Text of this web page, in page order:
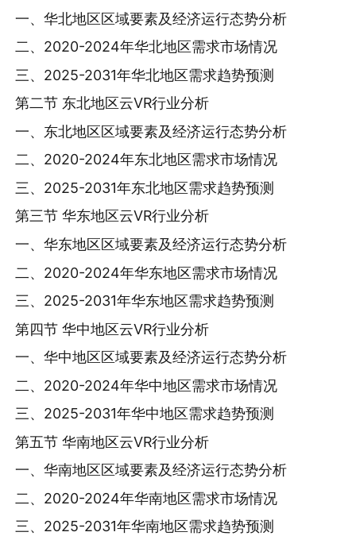
一、华北地区区域要素及经济运行态势分析
二、2020-2024年华北地区需求市场情况
三、2025-2031年华北地区需求趋势预测
第二节 东北地区云VR行业分析
一、东北地区区域要素及经济运行态势分析
二、2020-2024年东北地区需求市场情况
三、2025-2031年东北地区需求趋势预测
第三节 华东地区云VR行业分析
一、华东地区区域要素及经济运行态势分析
二、2020-2024年华东地区需求市场情况
三、2025-2031年华东地区需求趋势预测
第四节 华中地区云VR行业分析
一、华中地区区域要素及经济运行态势分析
二、2020-2024年华中地区需求市场情况
三、2025-2031年华中地区需求趋势预测
第五节 华南地区云VR行业分析
一、华南地区区域要素及经济运行态势分析
二、2020-2024年华南地区需求市场情况
三、2025-2031年华南地区需求趋势预测